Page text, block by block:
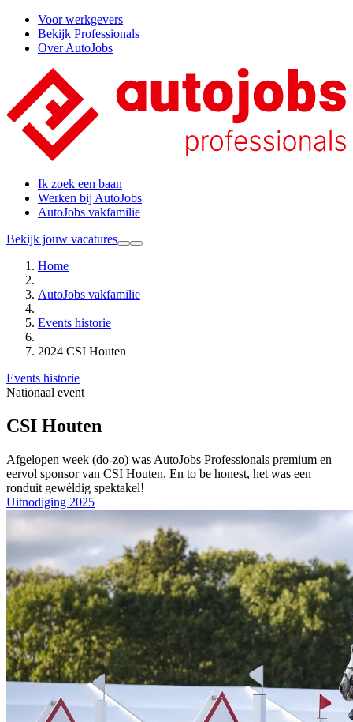
Voor werkgevers
Bekijk Professionals
Over AutoJobs
Ik zoek een baan
Werken bij AutoJobs
AutoJobs vakfamilie
Bekijk jouw vacatures
Home
AutoJobs vakfamilie
Events historie
2024 CSI Houten
Events historie
Nationaal event
CSI Houten
Afgelopen week (do-zo) was AutoJobs Professionals premium en
eervol sponsor van CSI Houten. En to be honest, het was een
ronduit gewéldig spektakel!
Uitnodiging 2025